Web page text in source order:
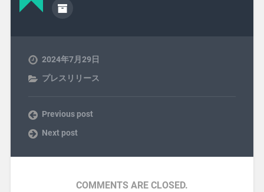
2024年7月29日
プレスリリース
Previous post
Next post
COMMENTS ARE CLOSED.